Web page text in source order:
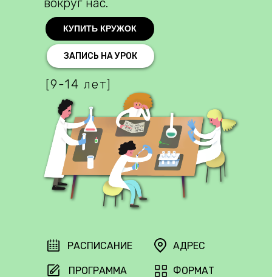
вокруг нас.
ЗАПИСЬ НА УРОК
КУПИТЬ КРУЖОК
[9-14 лет]
РАСПИСАНИЕ АДРЕС
ФОРМАТ
ПРОГРАММА